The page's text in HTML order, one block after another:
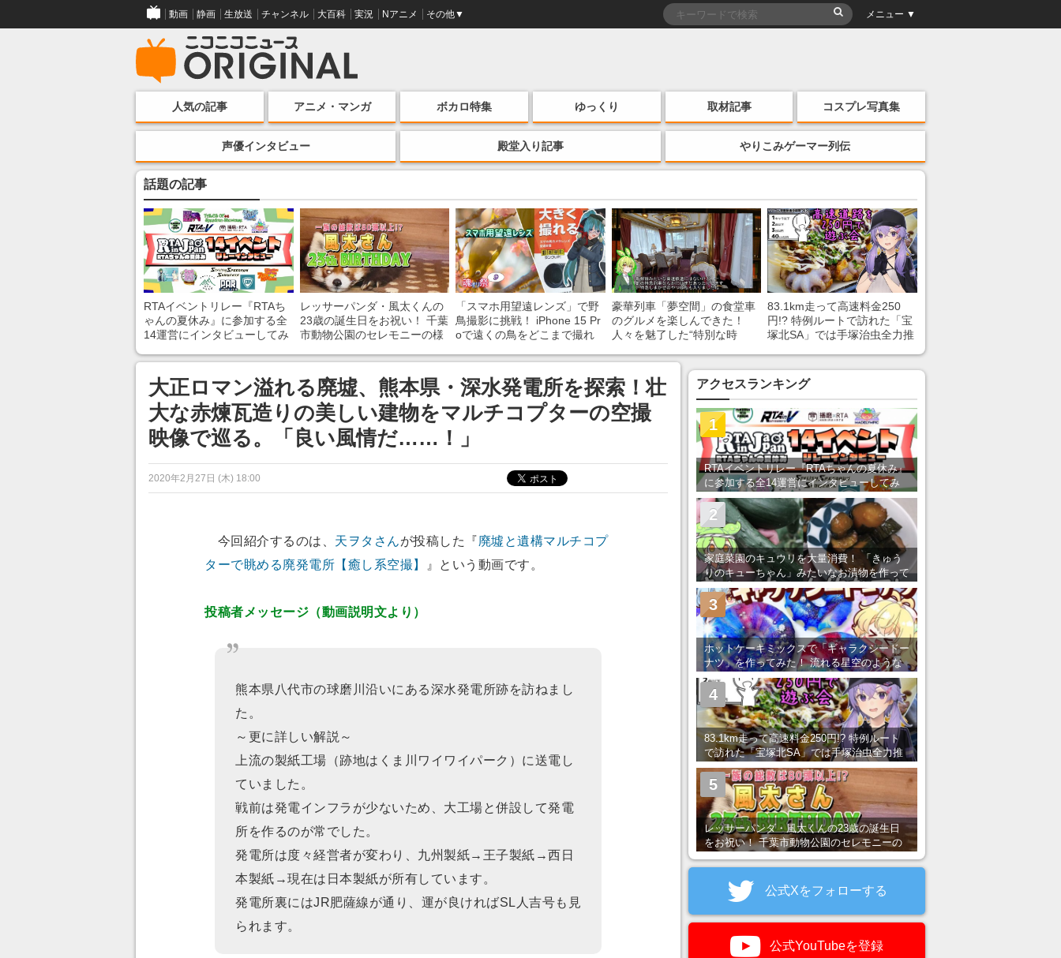
動画 静画 生放送 チャンネル 大百科 実況 Nアニメ その他▼ メニュー ▼
人気の記事 アニメ・マンガ ボカロ特集 ゆっくり 取材記事 コスプレ写真集
声優インタビュー 殿堂入り記事 やりこみゲーマー列伝
話題の記事
RTAイベントリレー『RTAち
ゃんの夏休み』に参加する全
14運営にインタビューしてみ
ンネルの貸し出しを利用し8/9
から1週間にわたって開催
レッサーパンダ・風太くんの
23歳の誕生日をお祝い！ 千葉
市動物公園のセレモニーの様
「スマホ用望遠レンズ」で野
鳥撮影に挑戦！ iPhone 15 Pr
oで遠くの鳥をどこまで撮れ
豪華列車「夢空間」の食堂車
のグルメを楽しんできた！
人々を魅了した“特別な時
あ」「行ってみたい」の声
83.1km走って高速料金250
円!? 特例ルートで訪れた「宝
塚北SA」では手塚治虫全力推
大正ロマン溢れる廃墟、熊本県・深水発電所を探索！壮
大な赤煉瓦造りの美しい建物をマルチコプターの空撮
映像で巡る。「良い風情だ……！」
2020年2月27日 (木) 18:00
今回紹介するのは、 天ヲタさんが投稿した『廃墟と遺構マルチコプ
ターで眺める廃発電所【癒し系空撮】
』という動画です。
投稿者メッセージ（動画説明文より）
熊本県八代市の球磨川沿いにある深水発電所跡を訪ねまし
た。
～更に詳しい解説～
上流の製紙工場（跡地はくま川ワイワイパーク）に送電し
ていました。
戦前は発電インフラが少ないため、大工場と併設して発電
所を作るのが常でした。
発電所は度々経営者が変わり、九州製紙→王子製紙→西日
本製紙→現在は日本製紙が所有しています。
発電所裏にはJR肥薩線が通り、運が良ければSL人吉号も見
られます。
アクセスランキング
RTAイベントリレー『RTAちゃんの夏休み』
に参加する全14運営にインタビューしてみ
た！ 「RTA in Japan」のチャンネルの貸し
出しを利用し8/9から1週間にわたって開催
1
家庭菜園のキュウリを大量消費！ 「きゅう
りのキューちゃん」みたいなお漬物を作って
みた
2
ホットケーキミックスで「ギャラクシードー
ナツ」を作ってみた！ 流れる星空のような
レンチン・レシピを紹介
3
83.1km走って高速料金250円!? 特例ルート
で訪れた「宝塚北SA」では手塚治虫全力推
し＆関西グルメが楽しめる！
4
レッサーパンダ・風太くんの23歳の誕生日
をお祝い！ 千葉市動物公園のセレモニーの
5
公式Xをフォローする
公式YouTubeを登録